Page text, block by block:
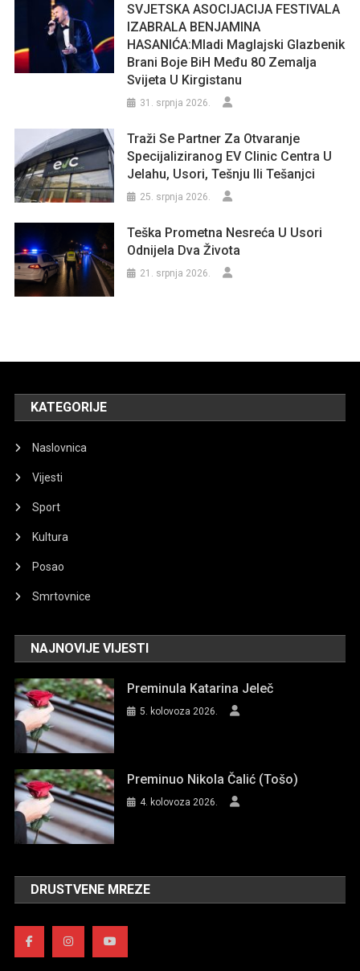
SVJETSKA ASOCIJACIJA FESTIVALA
IZABRALA BENJAMINA
HASANIĆA:Mladi Maglajski Glazbenik
Brani Boje BiH Među 80 Zemalja
Svijeta U Kirgistanu
31. srpnja 2026.
Traži Se Partner Za Otvaranje
Specijaliziranog EV Clinic Centra U
Jelahu, Usori, Tešnju Ili Tešanjci
25. srpnja 2026.
Teška Prometna Nesreća U Usori
Odnijela Dva Života
21. srpnja 2026.
KATEGORIJE
Naslovnica
Vijesti
Sport
Kultura
Posao
Smrtovnice
NAJNOVIJE VIJESTI
Preminula Katarina Jeleč
5. kolovoza 2026.
Preminuo Nikola Čalić (Tošo)
4. kolovoza 2026.
DRUSTVENE MREZE